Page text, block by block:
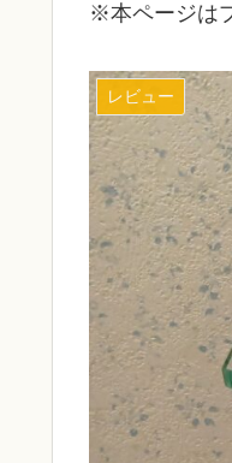
※本ページは
レビュー